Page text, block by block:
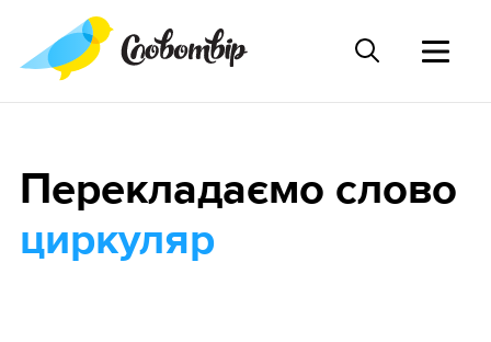
Перекладаємо слово
циркуляр